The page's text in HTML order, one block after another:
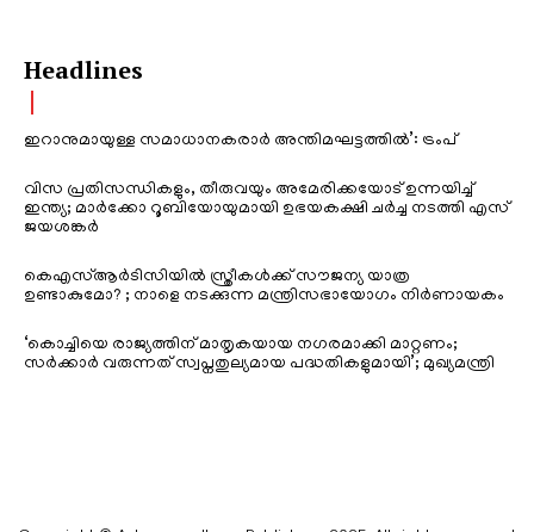
Headlines
ഇറാനുമായുള്ള സമാധാനകരാർ അന്തിമഘട്ടത്തിൽ‌’: ട്രംപ്
വിസ പ്രതിസന്ധികളും, തീരുവയും അമേരിക്കയോട് ഉന്നയിച്ച്
ഇന്ത്യ; മാർക്കോ റൂബിയോയുമായി ഉഭയകക്ഷി ചർച്ച നടത്തി എസ്
ജയശങ്കർ
കെഎസ്ആർടിസിയിൽ സ്ത്രീകൾക്ക് സൗജന്യ യാത്ര
ഉണ്ടാകുമോ? ; നാളെ നടക്കുന്ന മന്ത്രിസഭായോഗം നിർണായകം
‘കൊച്ചിയെ രാജ്യത്തിന് മാതൃകയായ നഗരമാക്കി മാറ്റണം;
സർക്കാർ വരുന്നത് സ്വപ്നതുല്യമായ പദ്ധതികളുമായി’; മുഖ്യമന്ത്രി